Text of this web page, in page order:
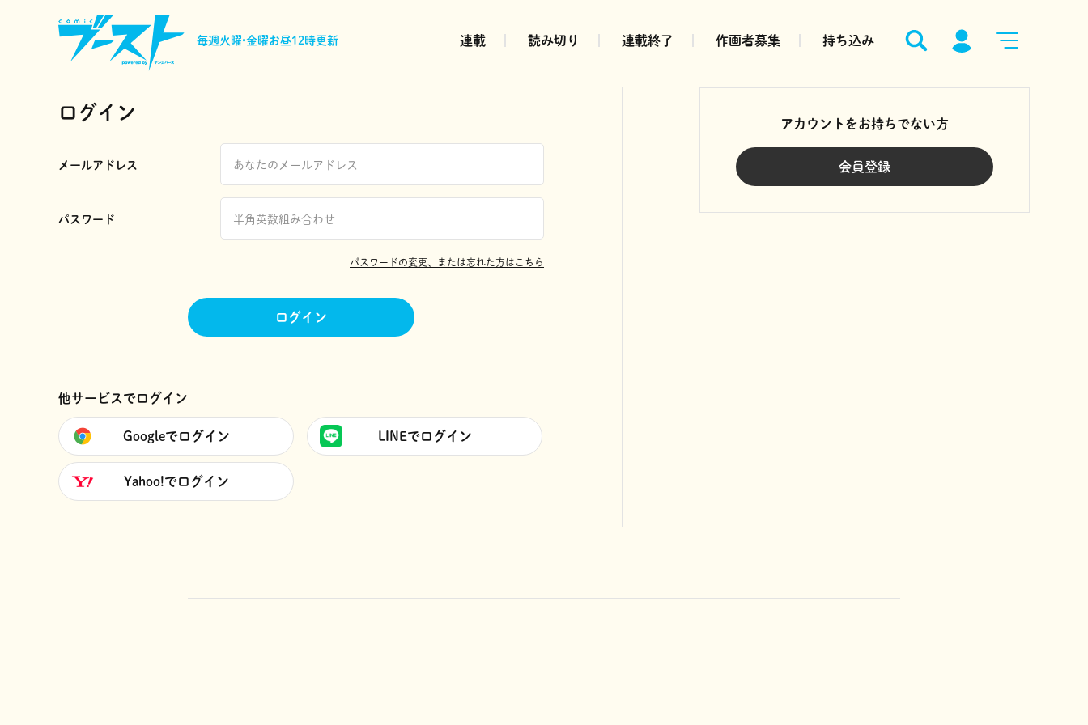
毎週火曜•金曜お昼12時更新 連載 読み切り 連載終了 作画者募集 持ち込み
ログイン
メールアドレス
パスワード
パスワードの変更、または忘れた方はこちら
ログイン
他サービスでログイン
Googleでログイン LINEでログイン
Yahoo!でログイン
アカウントをお持ちでない方
会員登録